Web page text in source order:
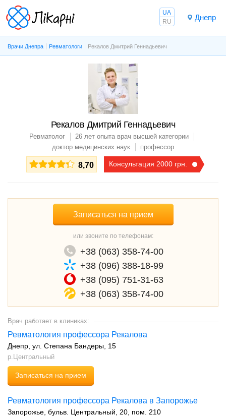
Днепр
UA
RU
Врачи Днепра Ревматологи Рекалов Дмитрий Геннадьевич
Рекалов Дмитрий Геннадьевич
Ревматолог 26 лет опыта врач высшей категории
доктор медицинских наук
профессор
8,70 Консультация 2000 грн.
Записаться на прием
или звоните по телефонам:
+38 (063) 358-74-00
+38 (096) 388-18-99
+38 (095) 751-31-63
+38 (063) 358-74-00
Врач работает в клиниках:
Ревматология профессора Рекалова
Днепр ул. Степана Бандеры, 15
р.Центральный
Записаться на прием
Ревматология профессора Рекалова в Запорожье
Запорожье бульв. Центральный, 20, пом. 210